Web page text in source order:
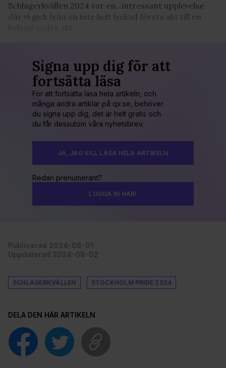
Schlagerkvällen 2024 var en…intressant upplevelse
där vi gick från en inte helt lyckad första akt till en
Signa upp dig för att
fortsätta läsa
För att fortsätta läsa hela artikeln, och
många andra artiklar på qx.se, behöver
du signa upp dig, det är helt gratis och
du får dessutom våra nyhetsbrev.
JA, JAG VILL LÄSA HELA ARTIKELN
Redan prenumerant?
LOGGA IN HÄR!
Publicerad 2024-08-01
Uppdaterad 2024-08-02
SCHLAGERKVÄLLEN STOCKHOLM PRIDE 2024
DELA DEN HÄR ARTIKELN